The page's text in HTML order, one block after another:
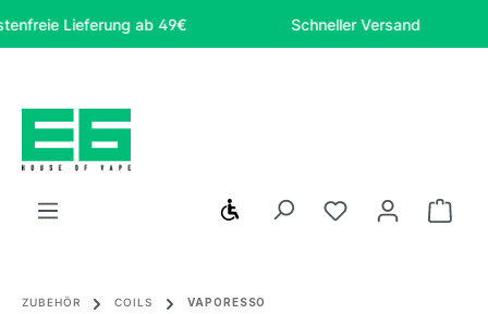
Zum Hauptinhalt springen
Lieferung ab 49€ Schneller Versand
Werkzeugleiste anzeigen
Du hast 0
ZUBEHÖR COILS VAPORESSO